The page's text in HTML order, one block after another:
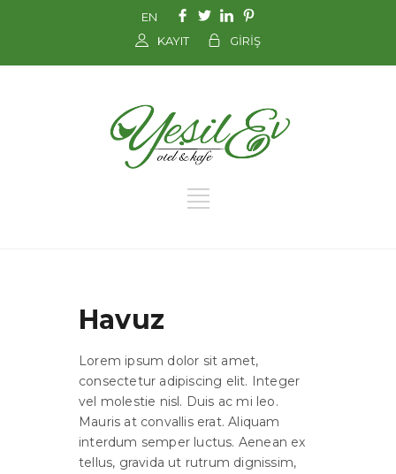
EN
GİRİŞ
KAYIT
Havuz
Lorem ipsum dolor sit amet,
consectetur adipiscing elit. Integer
vel molestie nisl. Duis ac mi leo.
Mauris at convallis erat. Aliquam
interdum semper luctus. Aenean ex
tellus, gravida ut rutrum dignissim,